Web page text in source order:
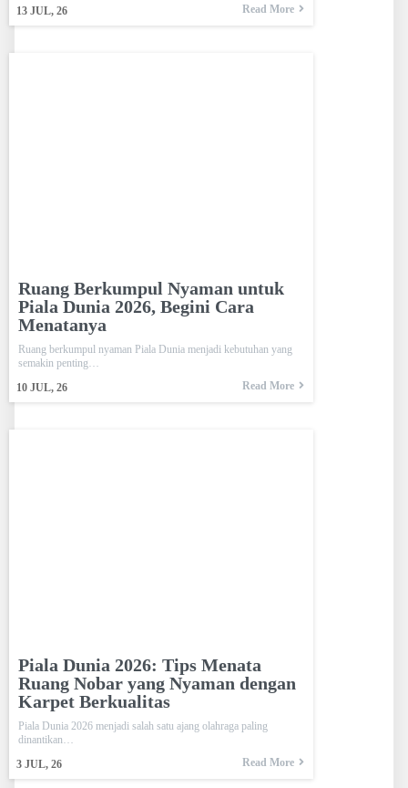
13 JUL, 26 Read More
Ruang Berkumpul Nyaman untuk
Piala Dunia 2026, Begini Cara
Menatanya
10 JUL, 26
Ruang berkumpul nyaman Piala Dunia menjadi kebutuhan yang
semakin penting…
Read More
Piala Dunia 2026: Tips Menata
Ruang Nobar yang Nyaman dengan
Karpet Berkualitas
3 JUL, 26
Piala Dunia 2026 menjadi salah satu ajang olahraga paling
dinantikan…
Read More